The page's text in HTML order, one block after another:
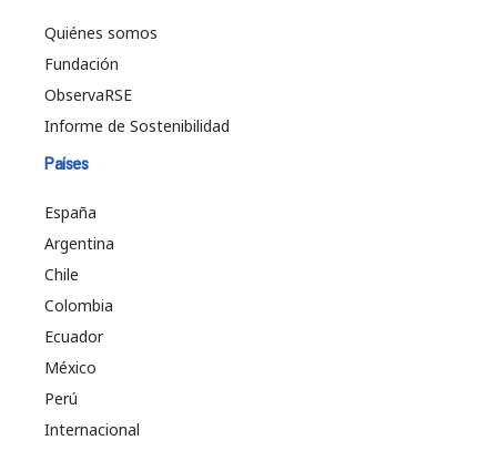
Quiénes somos
Fundación
ObservaRSE
Informe de Sostenibilidad
Países
España
Argentina
Chile
Colombia
Ecuador
México
Perú
Internacional